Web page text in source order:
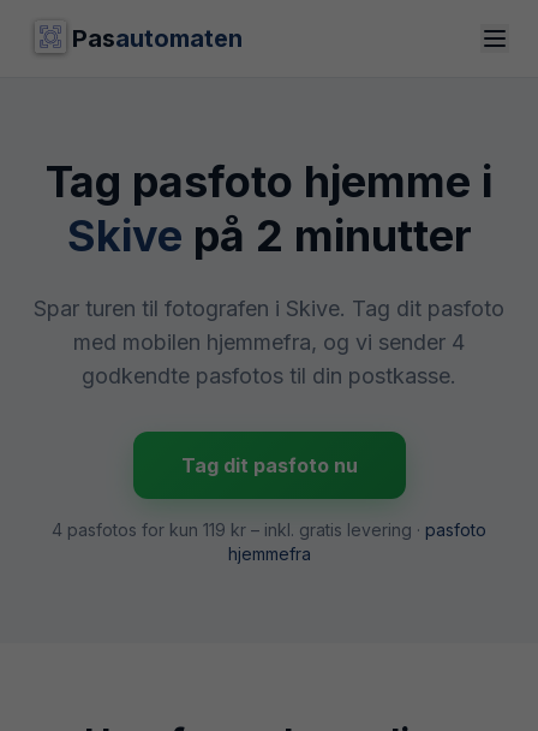
Pasautomaten
Tag pasfoto hjemme i
Skive på 2 minutter
Spar turen til fotografen i Skive. Tag dit pasfoto
med mobilen hjemmefra, og vi sender 4
godkendte pasfotos til din postkasse.
Tag dit pasfoto nu
4 pasfotos for kun 119 kr – inkl. gratis levering · pasfoto
hjemmefra